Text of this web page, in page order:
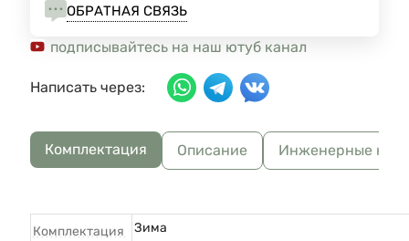
ОБРАТНАЯ СВЯЗЬ
подписывайтесь на наш ютуб канал
Написать через:
Комплектация Описание Инженерные
Комплектация Зима